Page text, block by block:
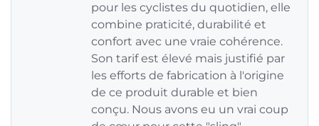
pour les cyclistes du quotidien, elle
combine praticité, durabilité et
confort avec une vraie cohérence.
Son tarif est élevé mais justifié par
les efforts de fabrication à l'origine
de ce produit durable et bien
conçu. Nous avons eu un vrai coup